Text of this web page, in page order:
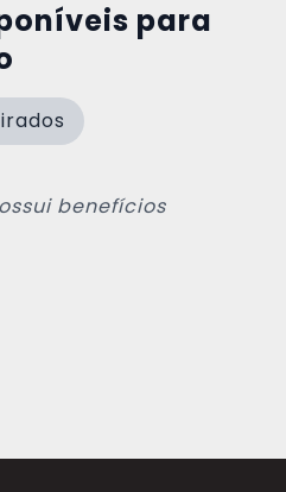
para
benefícios